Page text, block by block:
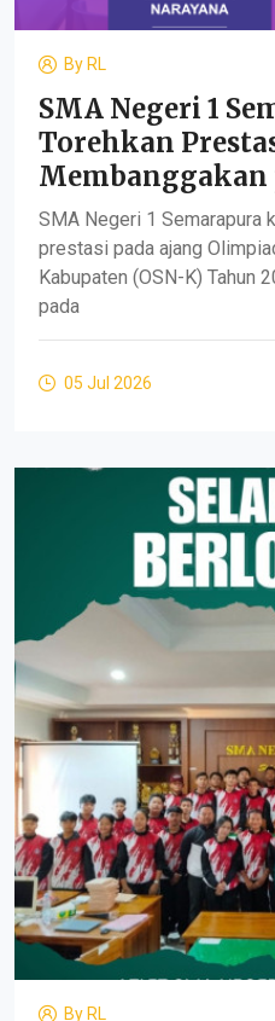
By RL
SMA Negeri 1
Torehkan
Membanggakan
SMA Negeri 1 Semarapura
prestasi pada ajang
Kabupaten (OSN-K) Tahun
pada
05 Jul 2026
By RL